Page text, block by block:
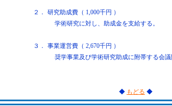
２．
研究助成費（ 1,000千円 ）
学術研究に対し、助成金を支給する。
３．
事業運営費（ 2,670千円 ）
奨学事業及び学術研究助成に附帯する会議
◆ もどる ◆